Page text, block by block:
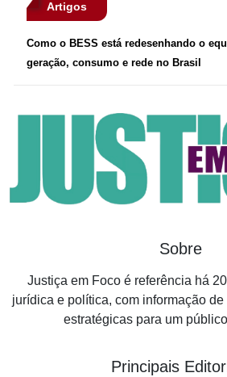
Artigos
Como o BESS está redesenhando o
geração, consumo e rede no Brasil
Sobre
Justiça em Foco é referência há
jurídica e política, com informação
estratégicas para um
Principais